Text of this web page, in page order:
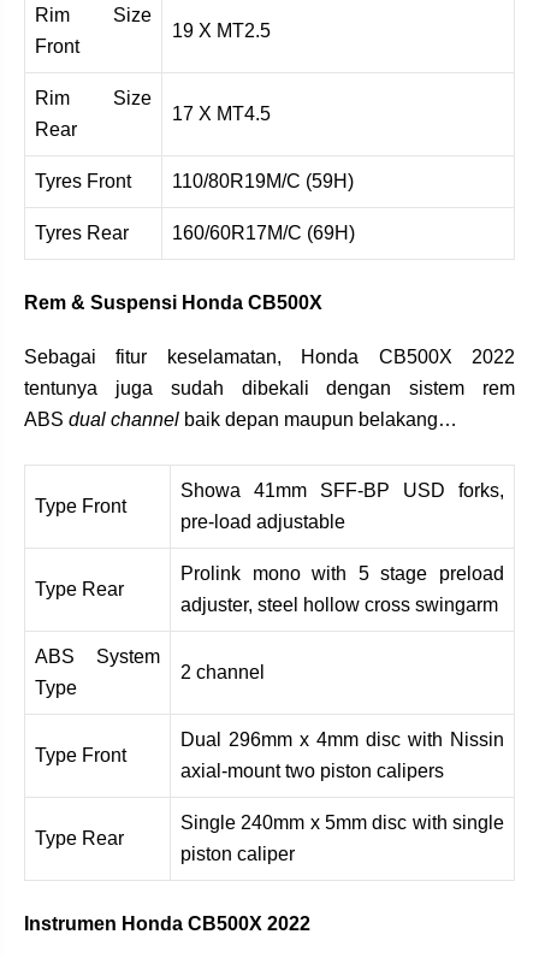
Rim Size
Front
19 X MT2.5
Rim Size
Rear
17 X MT4.5
Tyres Front 110/80R19M/C (59H)
Tyres Rear 160/60R17M/C (69H)
Rem & Suspensi Honda CB500X
Sebagai fitur keselamatan, Honda CB500X 2022
tentunya juga sudah dibekali dengan sistem rem
ABS dual channel baik depan maupun belakang…
Type Front
Showa 41mm SFF-BP USD forks,
pre-load adjustable
Type Rear
Prolink mono with 5 stage preload
adjuster, steel hollow cross swingarm
ABS System
Type
2 channel
Type Front
Dual 296mm x 4mm disc with Nissin
axial-mount two piston calipers
Type Rear
Single 240mm x 5mm disc with single
piston caliper
Instrumen Honda CB500X 2022